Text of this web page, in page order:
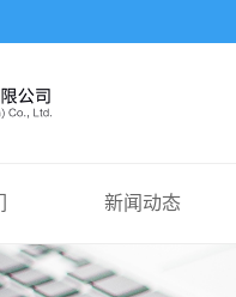
新闻动态